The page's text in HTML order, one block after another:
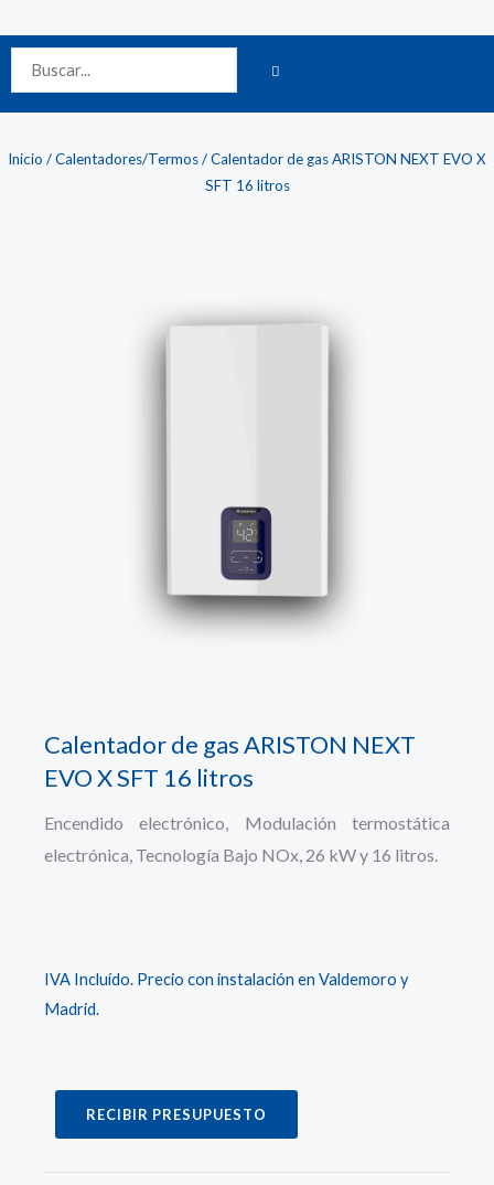
Buscar
Inicio /Calentadores/Termos/ Calentador de gas ARISTON NEXT EVO X
SFT 16 litros
Calentador de gas ARISTON NEXT
EVO X SFT 16 litros
Encendido electrónico, Modulación termostática
electrónica, Tecnología Bajo NOx, 26 kW y 16 litros.
IVA Incluído. Precio con instalación en Valdemoro y
Madrid.
RECIBIR PRESUPUESTO